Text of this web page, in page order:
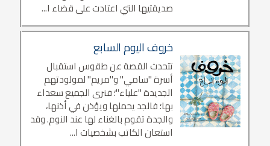
صديقتيها التي اعتادت على قضاء ا...
خروف اليوم السابع
تتحدث القصة عن طقوس استقبال
أسرة "سامي" و"مريم" لمولودتهم
الجديدة "علياء"؛ فنرى الجميع سعداء
بها؛ فالجد يحملها ويؤذن في أذنها،
والجدة تقوم بالغناء لها عند النوم. وقد
استعان الكاتب بشخصيات ا...